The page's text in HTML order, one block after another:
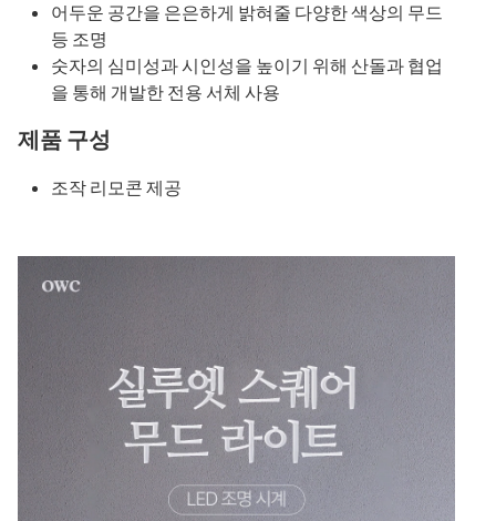
어두운 공간을 은은하게 밝혀줄 다양한 색상의 무드
등 조명
숫자의 심미성과 시인성을 높이기 위해 산돌과 협업
을 통해 개발한 전용 서체 사용
제품 구성
조작 리모콘 제공